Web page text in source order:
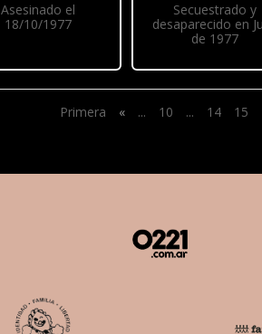
Asesinado el
18/10/1977
Secuestrado y
desaparecido en
de 1977
Primera « ... 10 ... 14 15